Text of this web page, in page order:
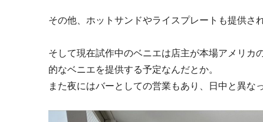
その他、ホットサンドやライスプレートも提供さ
そして現在試作中のベニエは店主が本場アメリカ
的なベニエを提供する予定なんだとか。
また夜にはバーとしての営業もあり、日中と異な